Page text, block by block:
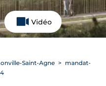
Vidéo
Saint-Agne
mandat-